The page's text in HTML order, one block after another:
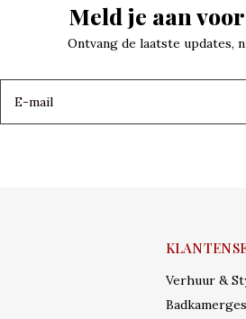
Meld je aan
Ontvang de laatste updates,
Verhuur &